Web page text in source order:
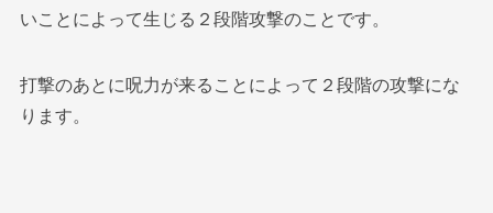
いことによって生じる２段階攻撃のことです。
打撃のあとに呪力が来ることによって２段階の攻撃にな
ります。